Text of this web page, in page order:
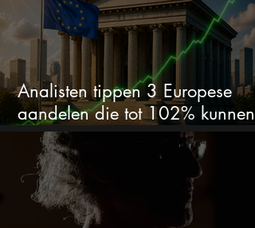
Analisten tippen 3 Europese
aandelen die tot 102% kunnen
stijgen